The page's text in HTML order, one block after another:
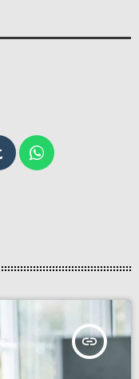
insert_link